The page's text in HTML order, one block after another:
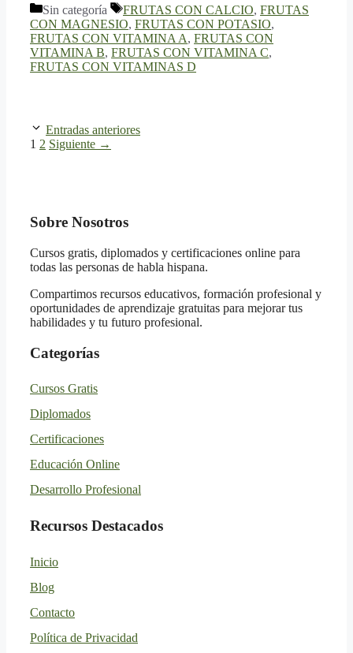
Categorías
Sin categoría Etiquetas
FRUTAS CON CALCIO, FRUTAS
CON MAGNESIO, FRUTAS CON POTASIO,
FRUTAS CON VITAMINA A, FRUTAS CON
VITAMINA B, FRUTAS CON VITAMINA C,
FRUTAS CON VITAMINAS D
Entradas anteriores
Página
1 Página
2 Siguiente →
Sobre Nosotros
Cursos gratis, diplomados y certificaciones online para
todas las personas de habla hispana.
Compartimos recursos educativos, formación profesional y
oportunidades de aprendizaje gratuitas para mejorar tus
habilidades y tu futuro profesional.
Categorías
Cursos Gratis
Diplomados
Certificaciones
Educación Online
Desarrollo Profesional
Recursos Destacados
Inicio
Blog
Contacto
Política de Privacidad